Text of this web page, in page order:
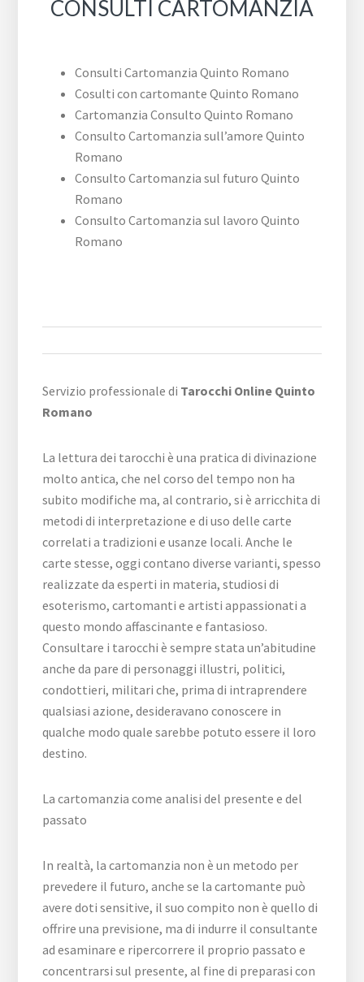
CONSULTI CARTOMANZIA
Consulti Cartomanzia Quinto Romano
Cosulti con cartomante Quinto Romano
Cartomanzia Consulto Quinto Romano
Consulto Cartomanzia sull’amore Quinto
Romano
Consulto Cartomanzia sul futuro Quinto
Romano
Consulto Cartomanzia sul lavoro Quinto
Romano
Servizio professionale di Tarocchi Online Quinto
Romano
La lettura dei tarocchi è una pratica di divinazione
molto antica, che nel corso del tempo non ha
subito modifiche ma, al contrario, si è arricchita di
metodi di interpretazione e di uso delle carte
correlati a tradizioni e usanze locali. Anche le
carte stesse, oggi contano diverse varianti, spesso
realizzate da esperti in materia, studiosi di
esoterismo, cartomanti e artisti appassionati a
questo mondo affascinante e fantasioso.
Consultare i tarocchi è sempre stata un’abitudine
anche da pare di personaggi illustri, politici,
condottieri, militari che, prima di intraprendere
qualsiasi azione, desideravano conoscere in
qualche modo quale sarebbe potuto essere il loro
destino.
La cartomanzia come analisi del presente e del
passato
In realtà, la cartomanzia non è un metodo per
prevedere il futuro, anche se la cartomante può
avere doti sensitive, il suo compito non è quello di
offrire una previsione, ma di indurre il consultante
ad esaminare e ripercorrere il proprio passato e
concentrarsi sul presente, al fine di preparasi con